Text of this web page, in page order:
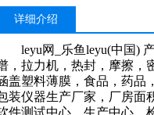
详细介绍
leyu网_乐鱼leyu(中国)
，拉力机，热封，摩擦，
盖塑料薄膜，食品，药品
装仪器生产厂家，厂房面
件测试中心，生产中心，